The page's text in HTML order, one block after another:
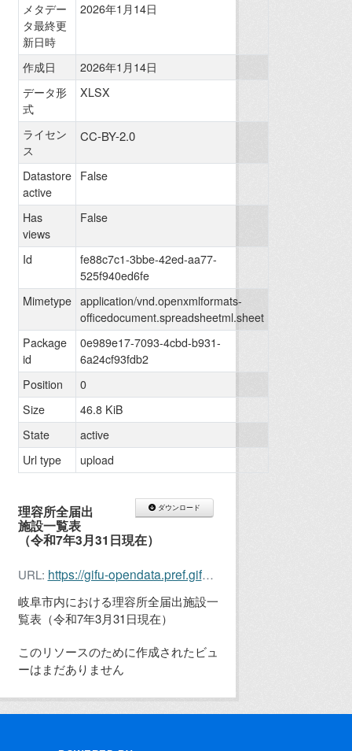
ダウンロード
理容所全届出
施設一覧表
（令和7年3月31日現在）
URL: https://gifu-opendata.pref.gifu.lg.jp/dataset/0e989e17-7093-4cbd-b931-6a24cf93fdb2/resource/fe88c7c1-3bbe-42ed-aa77-525f940ed6fe/download/20250331riyo.xlsx
岐阜市内における理容所全届出施設一
覧表（令和7年3月31日現在）
このリソースのために作成されたビュ
ーはまだありません
メタデー
タ最終更
新日時
2026年1月14日
作成日
2026年1月14日
データ形
式
XLSX
ライセン
ス
CC-BY-2.0
Datastore
active
False
Has
views
False
Id
fe88c7c1-3bbe-42ed-aa77-
525f940ed6fe
Mimetype application/vnd.openxmlformats-
officedocument.spreadsheetml.sheet
Package
id
0e989e17-7093-4cbd-b931-
6a24cf93fdb2
Position
0
Size
46.8 KiB
State
active
Url type
upload